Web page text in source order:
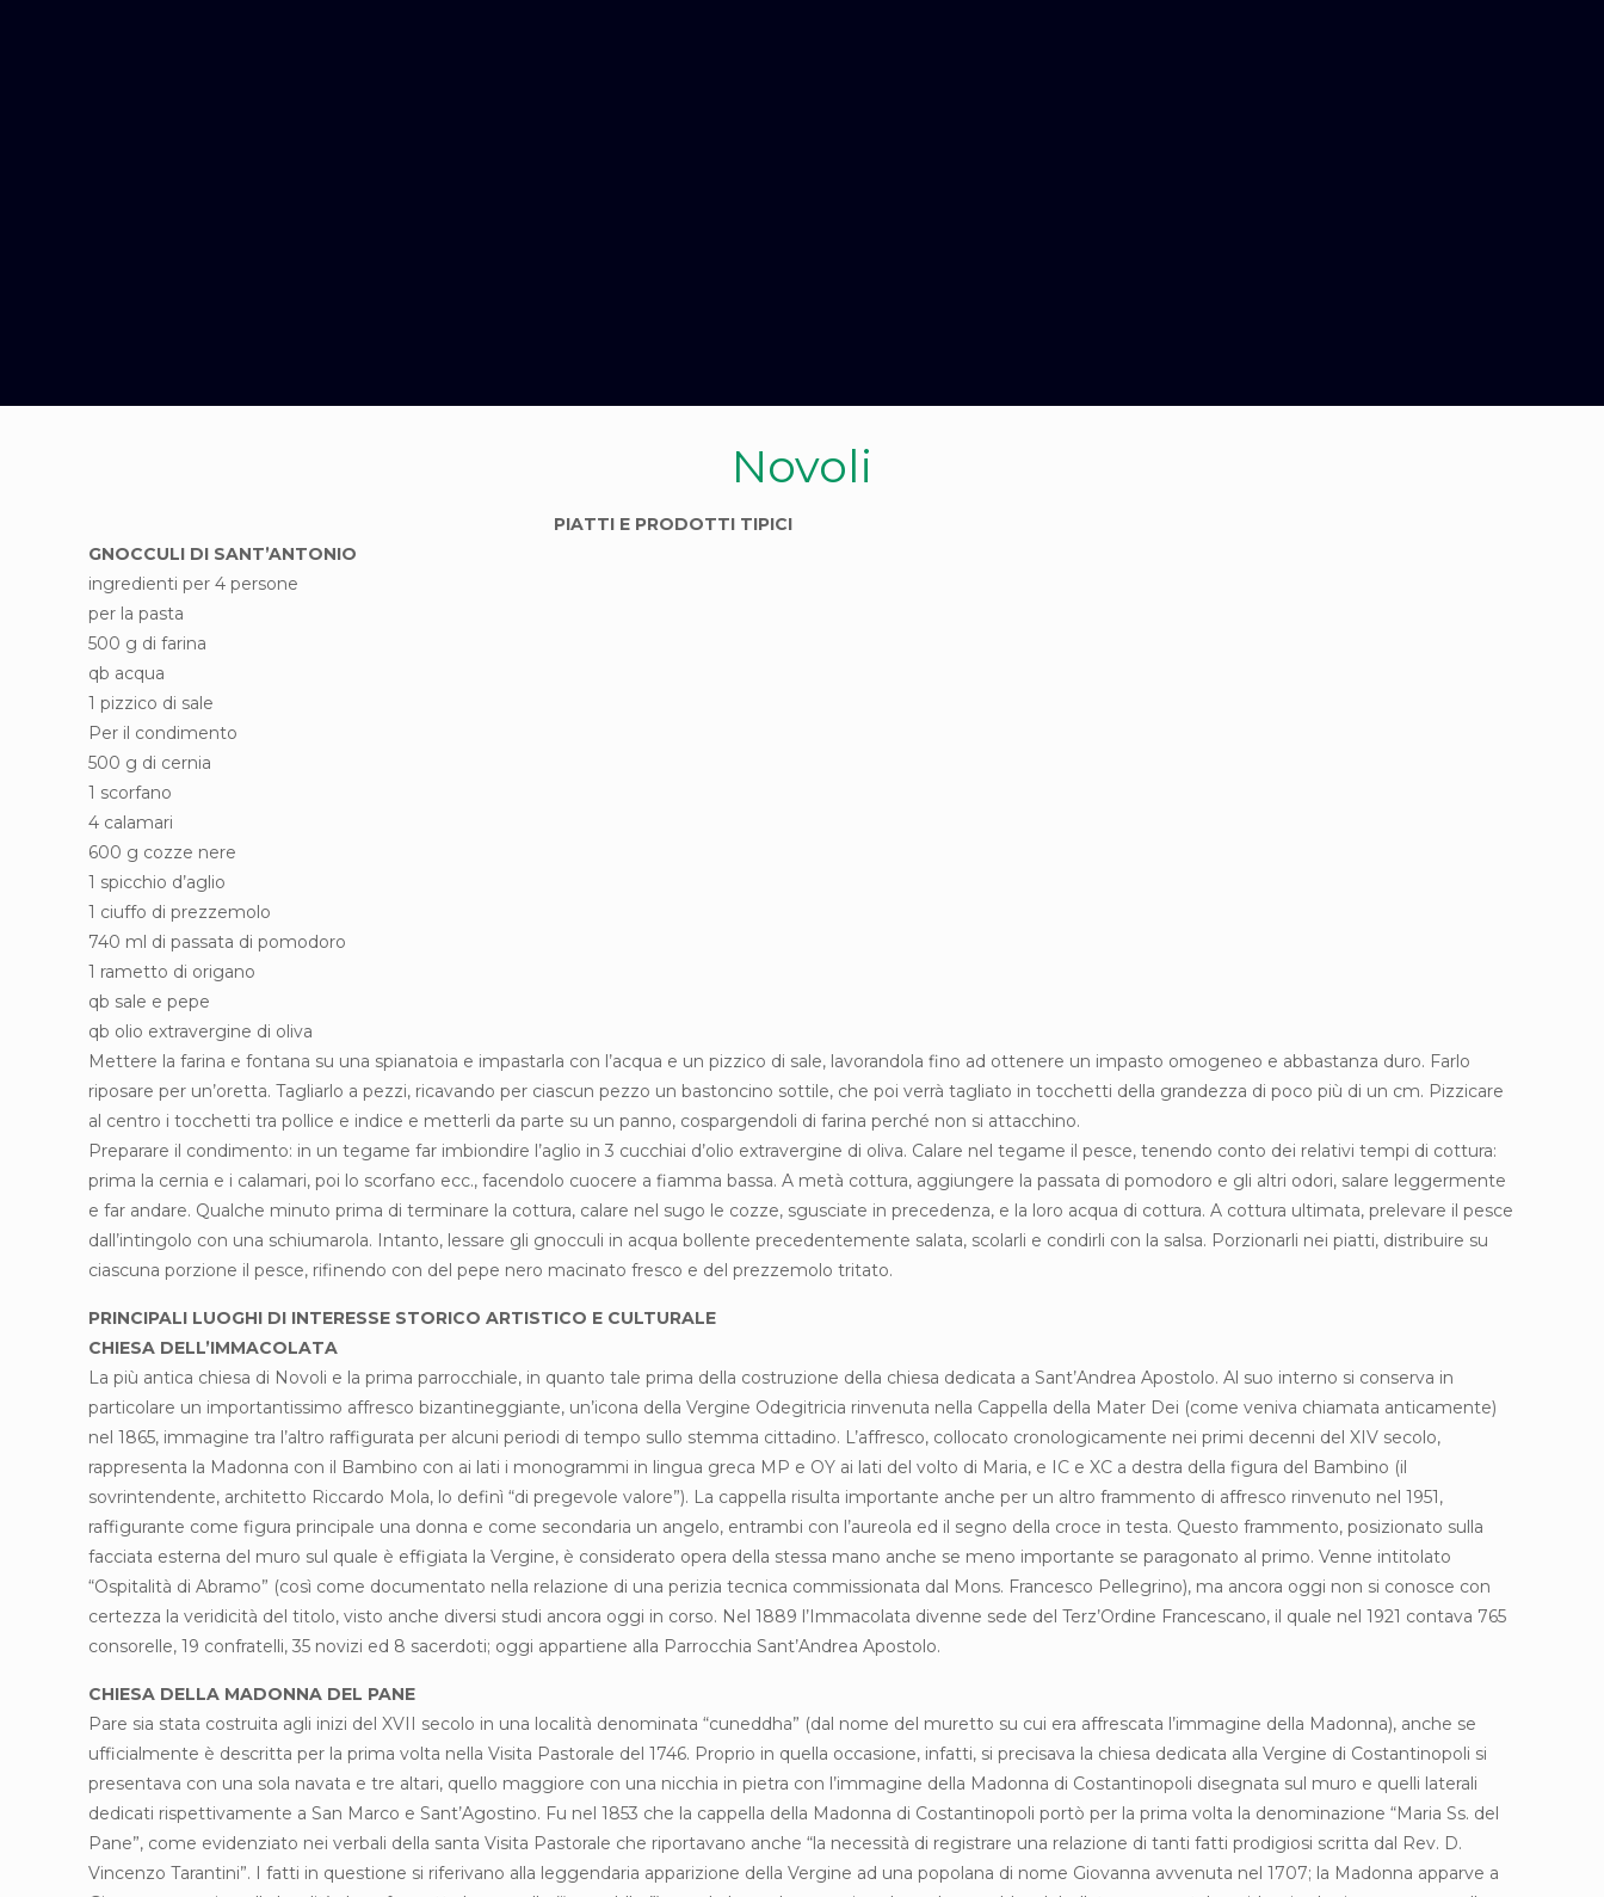
Novoli
PIATTI E PRODOTTI TIPICI
GNOCCULI DI SANT’ANTONIO
ingredienti per 4 persone
per la pasta
500 g di farina
qb acqua
1 pizzico di sale
Per il condimento
500 g di cernia
1 scorfano
4 calamari
600 g cozze nere
1 spicchio d’aglio
1 ciuffo di prezzemolo
740 ml di passata di pomodoro
1 rametto di origano
qb sale e pepe
qb olio extravergine di oliva
Mettere la farina e fontana su una spianatoia e impastarla con l’acqua e un pizzico di sale, lavorandola fino ad ottenere un impasto omogeneo e abbastanza duro. Farlo
riposare per un’oretta. Tagliarlo a pezzi, ricavando per ciascun pezzo un bastoncino sottile, che poi verrà tagliato in tocchetti della grandezza di poco più di un cm. Pizzicare
al centro i tocchetti tra pollice e indice e metterli da parte su un panno, cospargendoli di farina perché non si attacchino.
Preparare il condimento: in un tegame far imbiondire l’aglio in 3 cucchiai d’olio extravergine di oliva. Calare nel tegame il pesce, tenendo conto dei relativi tempi di cottura:
prima la cernia e i calamari, poi lo scorfano ecc., facendolo cuocere a fiamma bassa. A metà cottura, aggiungere la passata di pomodoro e gli altri odori, salare leggermente
e far andare. Qualche minuto prima di terminare la cottura, calare nel sugo le cozze, sgusciate in precedenza, e la loro acqua di cottura. A cottura ultimata, prelevare il pesce
dall’intingolo con una schiumarola. Intanto, lessare gli gnocculi in acqua bollente precedentemente salata, scolarli e condirli con la salsa. Porzionarli nei piatti, distribuire su
ciascuna porzione il pesce, rifinendo con del pepe nero macinato fresco e del prezzemolo tritato.
PRINCIPALI LUOGHI DI INTERESSE STORICO ARTISTICO E CULTURALE
CHIESA DELL’IMMACOLATA
La più antica chiesa di Novoli e la prima parrocchiale, in quanto tale prima della costruzione della chiesa dedicata a Sant’Andrea Apostolo. Al suo interno si conserva in
particolare un importantissimo affresco bizantineggiante, un’icona della Vergine Odegitricia rinvenuta nella Cappella della Mater Dei (come veniva chiamata anticamente)
nel 1865, immagine tra l’altro raffigurata per alcuni periodi di tempo sullo stemma cittadino. L’affresco, collocato cronologicamente nei primi decenni del XIV secolo,
rappresenta la Madonna con il Bambino con ai lati i monogrammi in lingua greca MP e OY ai lati del volto di Maria, e IC e XC a destra della figura del Bambino (il
sovrintendente, architetto Riccardo Mola, lo definì “di pregevole valore”). La cappella risulta importante anche per un altro frammento di affresco rinvenuto nel 1951,
raffigurante come figura principale una donna e come secondaria un angelo, entrambi con l’aureola ed il segno della croce in testa. Questo frammento, posizionato sulla
facciata esterna del muro sul quale è effigiata la Vergine, è considerato opera della stessa mano anche se meno importante se paragonato al primo. Venne intitolato
“Ospitalità di Abramo” (così come documentato nella relazione di una perizia tecnica commissionata dal Mons. Francesco Pellegrino), ma ancora oggi non si conosce con
certezza la veridicità del titolo, visto anche diversi studi ancora oggi in corso. Nel 1889 l’Immacolata divenne sede del Terz’Ordine Francescano, il quale nel 1921 contava 765
consorelle, 19 confratelli, 35 novizi ed 8 sacerdoti; oggi appartiene alla Parrocchia Sant’Andrea Apostolo.
CHIESA DELLA MADONNA DEL PANE
Pare sia stata costruita agli inizi del XVII secolo in una località denominata “cuneddha” (dal nome del muretto su cui era affrescata l’immagine della Madonna), anche se
ufficialmente è descritta per la prima volta nella Visita Pastorale del 1746. Proprio in quella occasione, infatti, si precisava la chiesa dedicata alla Vergine di Costantinopoli si
presentava con una sola navata e tre altari, quello maggiore con una nicchia in pietra con l’immagine della Madonna di Costantinopoli disegnata sul muro e quelli laterali
dedicati rispettivamente a San Marco e Sant’Agostino. Fu nel 1853 che la cappella della Madonna di Costantinopoli portò per la prima volta la denominazione “Maria Ss. del
Pane”, come evidenziato nei verbali della santa Visita Pastorale che riportavano anche “la necessità di registrare una relazione di tanti fatti prodigiosi scritta dal Rev. D.
Vincenzo Tarantini”. I fatti in questione si riferivano alla leggendaria apparizione della Vergine ad una popolana di nome Giovanna avvenuta nel 1707; la Madonna apparve a